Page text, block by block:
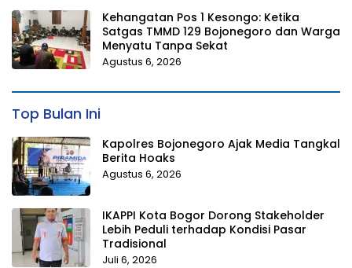
Kehangatan Pos 1 Kesongo: Ketika
Satgas TMMD 129 Bojonegoro dan Warga
Menyatu Tanpa Sekat
Agustus 6, 2026
Top Bulan Ini
Kapolres Bojonegoro Ajak Media Tangkal
Berita Hoaks
Agustus 6, 2026
IKAPPI Kota Bogor Dorong Stakeholder
Lebih Peduli terhadap Kondisi Pasar
Tradisional
Juli 6, 2026